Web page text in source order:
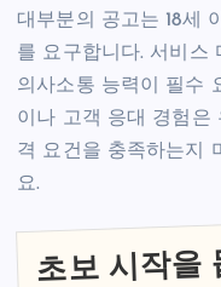
대부분의 공고는 18세
를 요구합니다. 서비스
의사소통 능력이 필수
이나 고객 응대 경험은
격 요건을 충족하는지
요.
초보 시작을